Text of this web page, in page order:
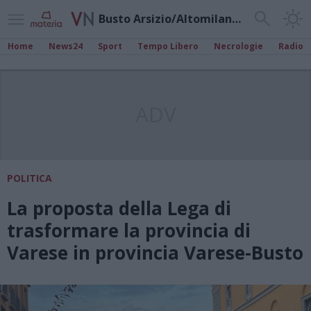
Busto Arsizio/Altomilanese
Home News24 Sport Tempo Libero Necrologie Radio
POLITICA
La proposta della Lega di
trasformare la provincia di
Varese in provincia Varese-Busto